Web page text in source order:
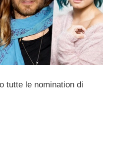
tutte le nomination di